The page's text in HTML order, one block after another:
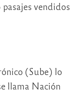
vendidos
(Sube) lo
llama Nación